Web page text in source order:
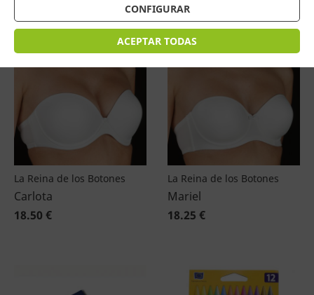
CONFIGURAR
ACEPTAR TODAS
Ordenar por precio
La Reina de los Botones
Carlota
18.50 €
La Reina de los Botones
Mariel
18.25 €